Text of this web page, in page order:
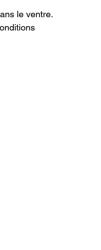
le ventre.